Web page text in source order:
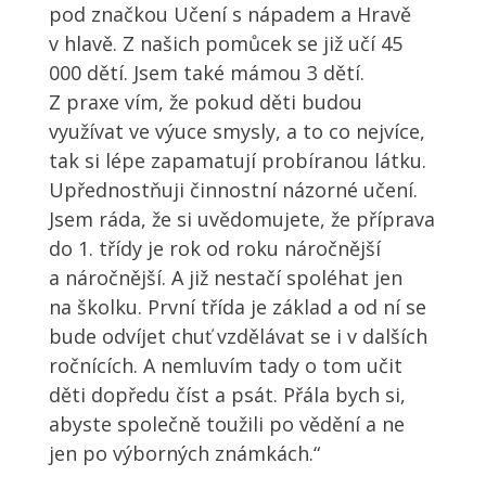
pod značkou Učení s nápadem a Hravě
v hlavě. Z našich pomůcek se již učí 45
000 dětí. Jsem také mámou 3 dětí.
Z praxe vím, že pokud děti budou
využívat ve výuce smysly, a to co nejvíce,
tak si lépe zapamatují probíranou látku.
Upřednostňuji činnostní názorné učení.
Jsem ráda, že si uvědomujete, že příprava
do 1. třídy je rok od roku náročnější
a náročnější. A již nestačí spoléhat jen
na školku. První třída je základ a od ní se
bude odvíjet chuť vzdělávat se i v dalších
ročnících. A nemluvím tady o tom učit
děti dopředu číst a psát. Přála bych si,
abyste společně toužili po vědění a ne
jen po výborných známkách.“